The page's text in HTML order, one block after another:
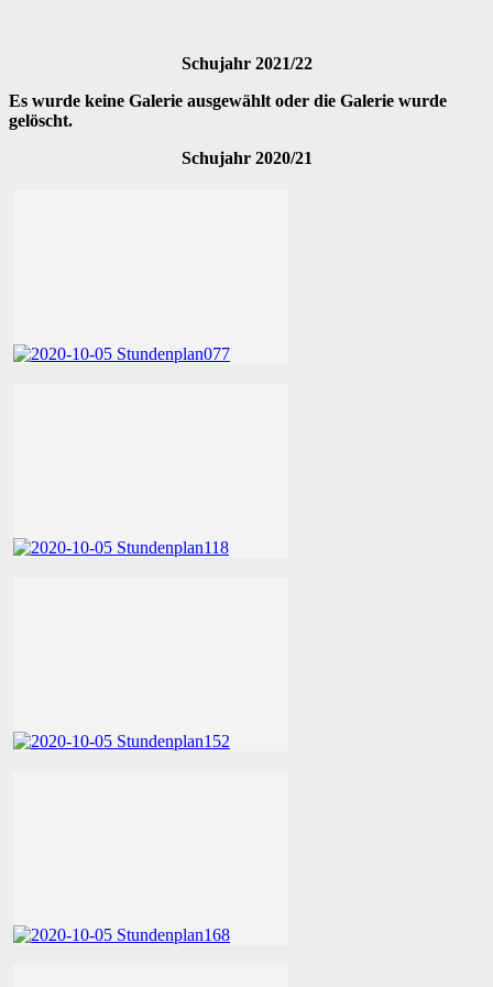
Schujahr 2021/22
Es wurde keine Galerie ausgewählt oder die Galerie wurde
gelöscht.
Schujahr 2020/21